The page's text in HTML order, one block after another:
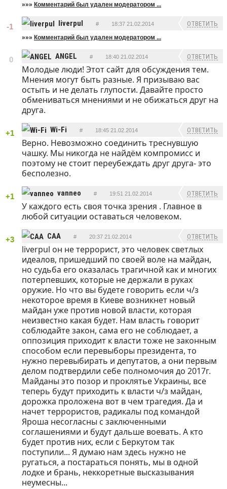
»»» Комментарий был удален модератором ...
-1 liverpul # 18:37 21.02.2014 ОТВЕТИТЬ
»»» Комментарий был удален модератором ...
0 ANGEL # 18:40 21.02.2014 ОТВЕТИТЬ
Молодые люди! Этот сайт для обсуждения тем.
Мнения могут быть разные. Я призываю вас
остыть и не делать глупости. Давайте просто
обмениваться мнениями и не обижаться друг на
друга.
+1 Wi-Fi # 18:45 21.02.2014 ОТВЕТИТЬ
Верно. Невозможно соединить треснувшую
чашку. Мы никогда не найдём компромисс и
поэтому не стоит переубеждать друг друга- это
бесполезно.
+1 vanneo # 19:51 21.02.2014 ОТВЕТИТЬ
У каждого есть своя точка зрения . Главное в
любой ситуации оставаться человеком.
+3 CAA # 20:37 21.02.2014 ОТВЕТИТЬ
liverpul он не террорист, это человек светлых
идеалов, пришедший по своей воле на майдан,
но судьба его оказалась трагичной как и многих
потерпевших, которые не держали в руках
оружие. Но что вы будете говорить если ч/з
некоторое время в Киеве возникнет новый
майдан уже против новой власти, которая
неизвестно какая будет. Нам власть говорит
соблюдайте закон, сама его не соблюдает, а
оппозиция приходит к власти тоже не законным
способом если перевыборы президента, то
нужно перевыбирать и депутатов, а они первым
делом подтвердили себе полномочия до 2017г.
Майданы это позор и проклятье Украины, все
теперь будут приходить к власти ч/з майдан,
дорожка проложена вот в чем трагедия. Да и
начет террористов, радикалы под командой
Яроша несогласны с заключенными
соглашениями и будут дальше воевать. А кто
будет против них, если с Беркутом так
поступили... Я думаю нам здесь нужно не
ругаться, а постараться понять, мы в одной
лодке и брань, неккоретные высказывания
неумесны...